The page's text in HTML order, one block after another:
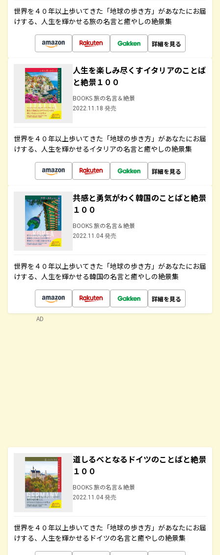
世界を４０年以上歩いてきた「地球の歩き方」があなたにお届
けする、人生を輝かせる旅の名言と癒やしの絶景集
詳細を見る
人生を楽しみ尽くすイタリアのことば
と絶景１００
BOOKS 旅の名言＆絶景
2022.11.18 発売
世界を４０年以上歩いてきた「地球の歩き方」があなたにお届
けする、人生を輝かせるイタリアの名言と癒やしの絶景集
詳細を見る
共感と勇気がわく韓国のことばと絶景
１００
BOOKS 旅の名言＆絶景
2022.11.04 発売
世界を４０年以上歩いてきた「地球の歩き方」があなたにお届
けする、人生を輝かせる韓国の名言と癒やしの絶景集
詳細を見る
道しるべとなるドイツのことばと絶景
１００
BOOKS 旅の名言＆絶景
2022.11.04 発売
世界を４０年以上歩いてきた「地球の歩き方」があなたにお届
けする、人生を輝かせるドイツの名言と癒やしの絶景集
AD